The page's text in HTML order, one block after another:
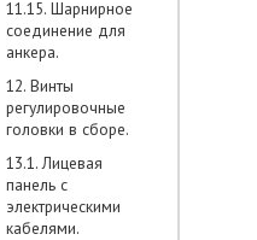
11.15. Шарнирное
соединение для
анкера.
12. Винты
регулировочные
головки в сборе.
13.1. Лицевая
панель с
электрическими
кабелями.